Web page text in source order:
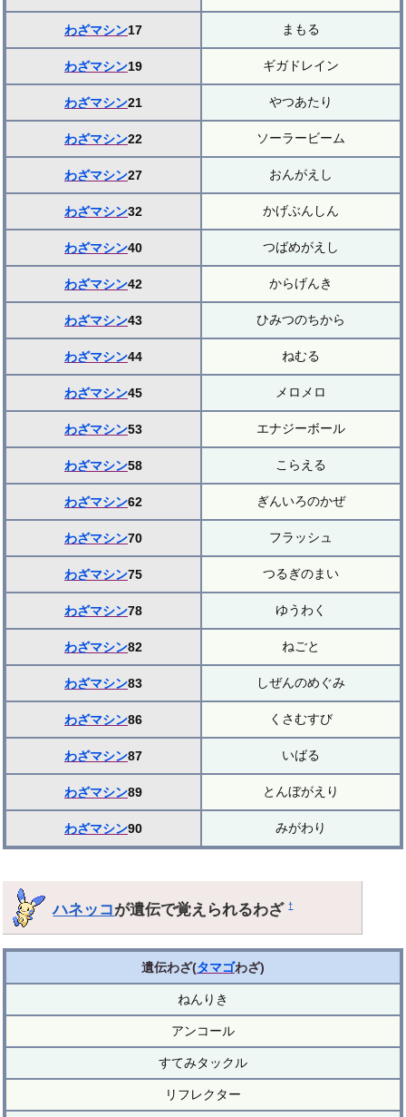
わざマシン17 まもる
わざマシン19 ギガドレイン
わざマシン21 やつあたり
わざマシン22 ソーラービーム
わざマシン27 おんがえし
わざマシン32 かげぶんしん
わざマシン40 つばめがえし
わざマシン42 からげんき
わざマシン43 ひみつのちから
わざマシン44 ねむる
わざマシン45 メロメロ
わざマシン53 エナジーボール
わざマシン58 こらえる
わざマシン62 ぎんいろのかぜ
わざマシン70 フラッシュ
わざマシン75 つるぎのまい
わざマシン78 ゆうわく
わざマシン82 ねごと
わざマシン83 しぜんのめぐみ
わざマシン86 くさむすび
わざマシン87 いばる
わざマシン89 とんぼがえり
わざマシン90 みがわり
ハネッコが遺伝で覚えられるわざ†
遺伝わざ(タマゴわざ)
ねんりき
アンコール
すてみタックル
リフレクター